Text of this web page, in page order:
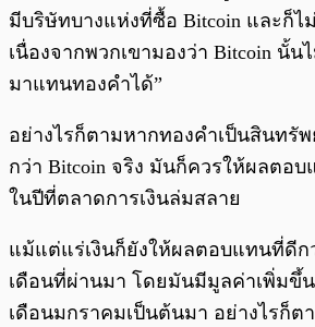
มีบริษัทบางแห่งที่ซื้อ Bitcoin และก็ไ
เนื่องจากพวกเขามองว่า Bitcoin นั้
มาแทนทองคำได้”
อย่างไรก็ตามหากทองคำเป็นสินทรั
กว่า Bitcoin จริง มันก็ควรให้ผลตอบ
ในปีที่ตลาดการเงินล่มสลาย
แม้แต่แร่เงินก็ยังให้ผลตอบแทนที่ดีก
เดือนที่ผ่านมา โดยมันมีมูลค่าเพิ่มขึ้
เดือนมกราคมเป็นต้นมา อย่างไรก็ต